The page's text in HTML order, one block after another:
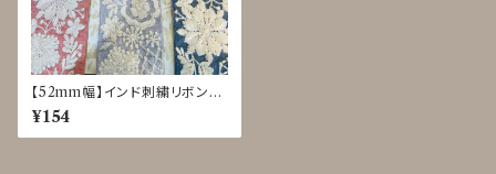
【52mm幅】インド刺繍リボン【1
0cm単位】花柄 パステルカラー
くすみカラー
¥154